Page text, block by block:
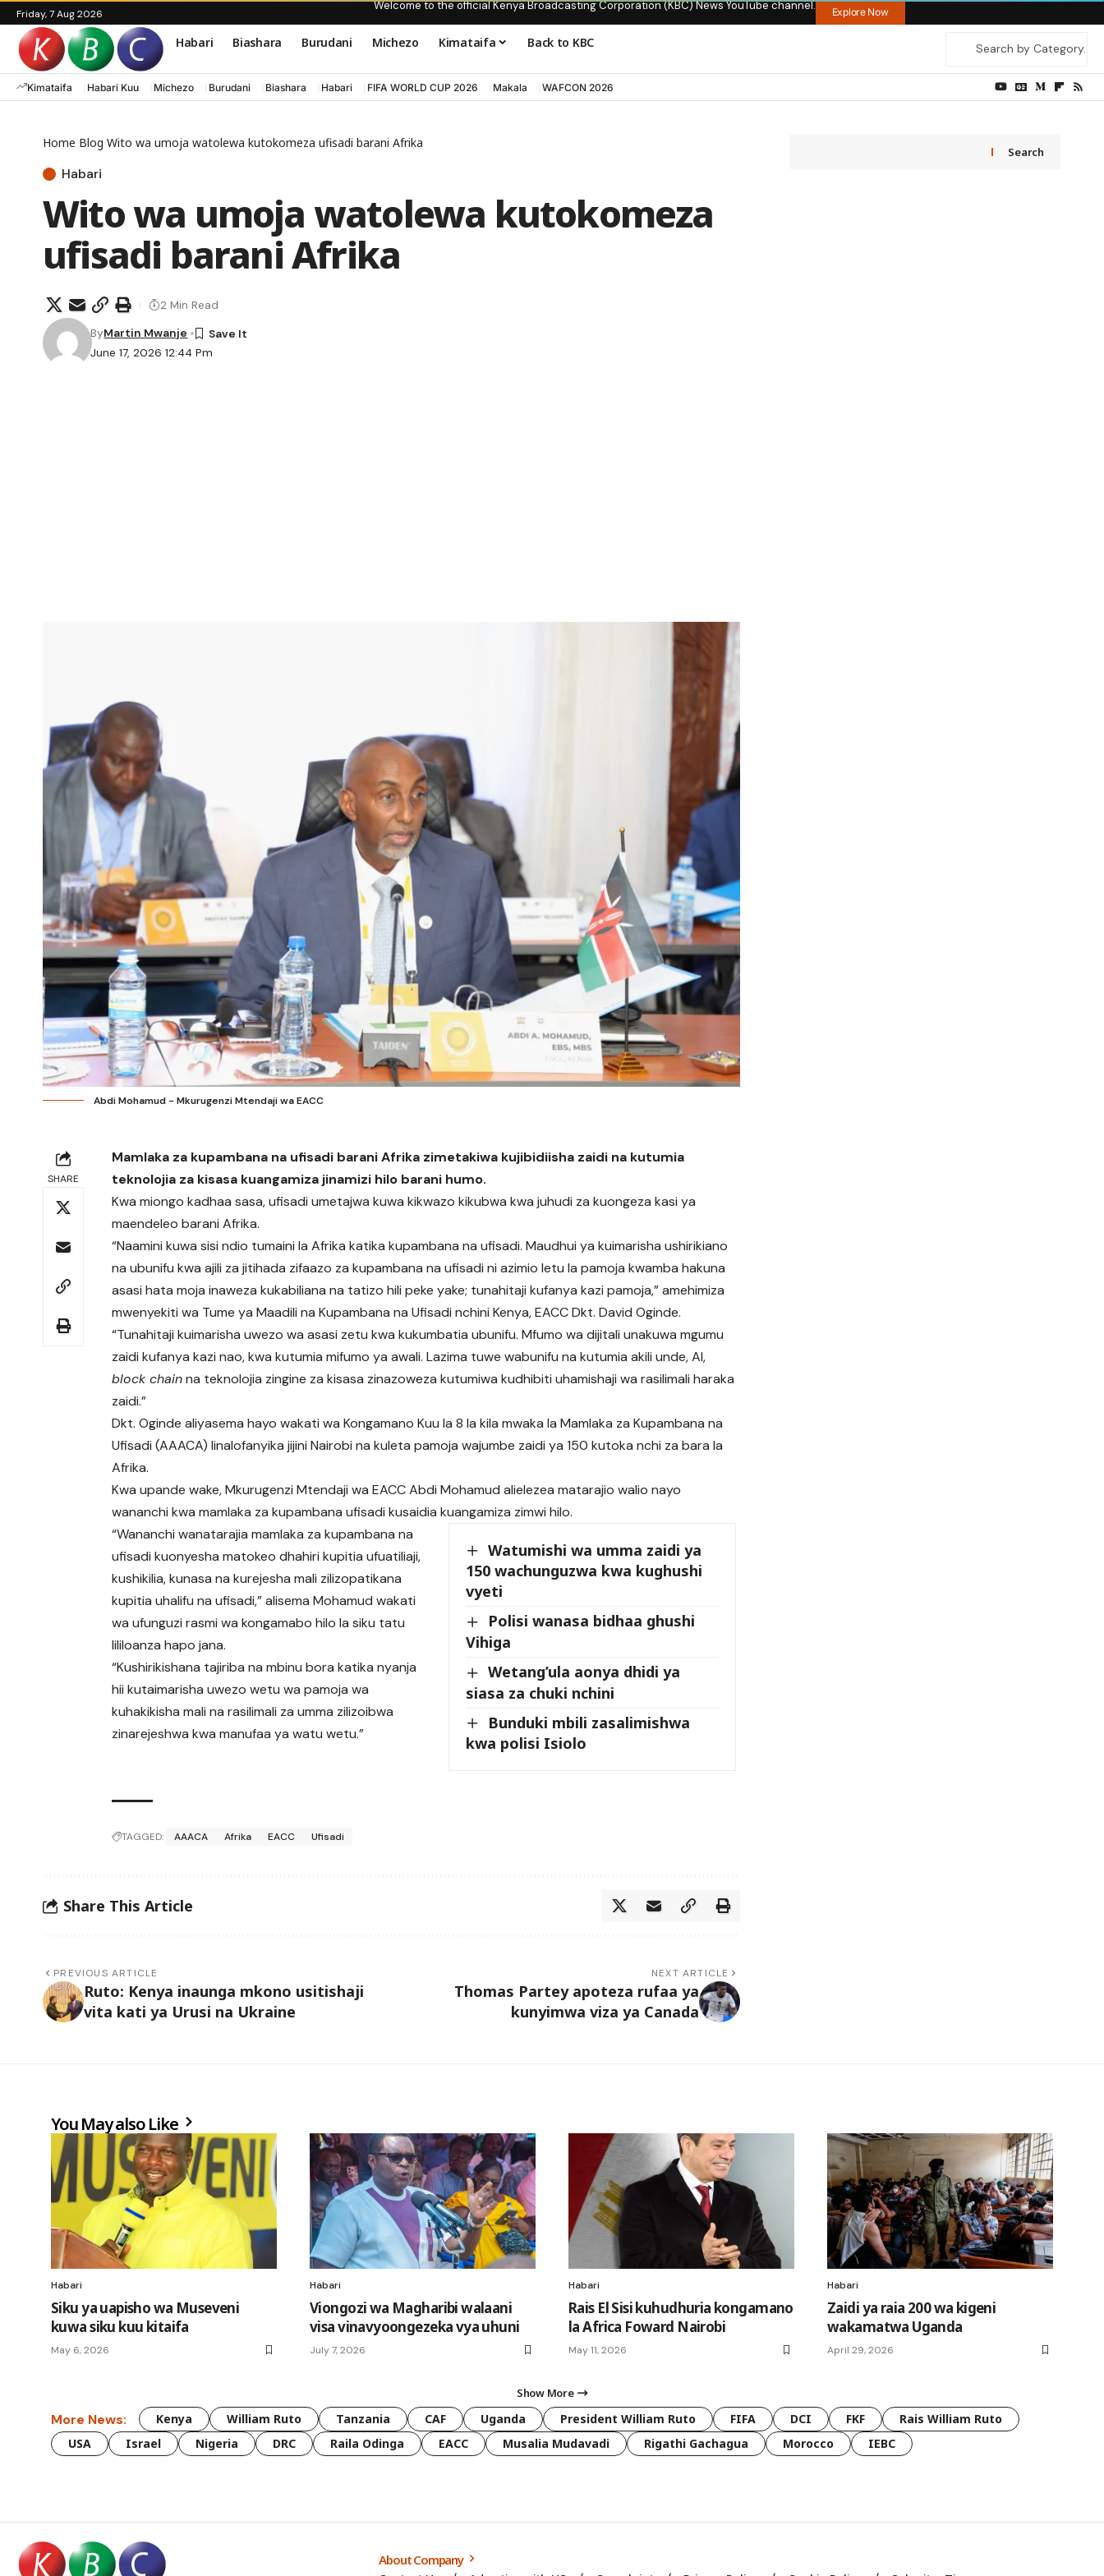
Friday, 7 Aug 2026
Welcome to the official Kenya Broadcasting Corporation (KBC) News YouTube channel. Explore Now
Habari Biashara Burudani Michezo Kimataifa Back to KBC
Kimataifa Habari Kuu Michezo Burudani Biashara Habari FIFA WORLD CUP 2026 Makala WAFCON 2026
Home Blog Wito wa umoja watolewa kutokomeza ufisadi barani Afrika
Habari
Wito wa umoja watolewa kutokomeza
ufisadi barani Afrika
June 17, 2026 12:44 Pm
ByMartin Mwanje
2 Min Read
Abdi Mohamud - Mkurugenzi Mtendaji wa EACC
SHARE
Mamlaka za kupambana na ufisadi barani Afrika zimetakiwa kujibidiisha zaidi na kutumia
teknolojia za kisasa kuangamiza jinamizi hilo barani humo.
Kwa miongo kadhaa sasa, ufisadi umetajwa kuwa kikwazo kikubwa kwa juhudi za kuongeza kasi ya
maendeleo barani Afrika.
“Naamini kuwa sisi ndio tumaini la Afrika katika kupambana na ufisadi. Maudhui ya kuimarisha ushirikiano
na ubunifu kwa ajili za jitihada zifaazo za kupambana na ufisadi ni azimio letu la pamoja kwamba hakuna
asasi hata moja inaweza kukabiliana na tatizo hili peke yake; tunahitaji kufanya kazi pamoja,” amehimiza
mwenyekiti wa Tume ya Maadili na Kupambana na Ufisadi nchini Kenya, EACC Dkt. David Oginde.
“Tunahitaji kuimarisha uwezo wa asasi zetu kwa kukumbatia ubunifu. Mfumo wa dijitali unakuwa mgumu
zaidi kufanya kazi nao, kwa kutumia mifumo ya awali. Lazima tuwe wabunifu na kutumia akili unde, AI,
block chainna teknolojia zingine za kisasa zinazoweza kutumiwa kudhibiti uhamishaji wa rasilimali haraka
zaidi.”
Dkt. Oginde aliyasema hayo wakati wa Kongamano Kuu la 8 la kila mwaka la Mamlaka za Kupambana na
Ufisadi (AAACA) linalofanyika jijini Nairobi na kuleta pamoja wajumbe zaidi ya 150 kutoka nchi za bara la
Afrika.
Kwa upande wake, Mkurugenzi Mtendaji wa EACC Abdi Mohamud alielezea matarajio walio nayo
wananchi kwa mamlaka za kupambana ufisadi kusaidia kuangamiza zimwi hilo.
Watumishi wa umma zaidi ya
150 wachunguzwa kwa kughushi
vyeti
Polisi wanasa bidhaa ghushi
Vihiga
Wetang’ula aonya dhidi ya
siasa za chuki nchini
Bunduki mbili zasalimishwa
kwa polisi Isiolo
“Wananchi wanatarajia mamlaka za kupambana na
ufisadi kuonyesha matokeo dhahiri kupitia ufuatiliaji,
kushikilia, kunasa na kurejesha mali zilizopatikana
kupitia uhalifu na ufisadi,” alisema Mohamud wakati
wa ufunguzi rasmi wa kongamabo hilo la siku tatu
lililoanza hapo jana.
“Kushirikishana tajiriba na mbinu bora katika nyanja
hii kutaimarisha uwezo wetu wa pamoja wa
kuhakikisha mali na rasilimali za umma zilizoibwa
zinarejeshwa kwa manufaa ya watu wetu.”
TAGGED: AAACA Afrika EACC Ufisadi
Share This Article
PREVIOUS ARTICLE
Ruto: Kenya inaunga mkono usitishaji
vita kati ya Urusi na Ukraine
NEXT ARTICLE
Thomas Partey apoteza rufaa ya
kunyimwa viza ya Canada
Search
You May also Like
Habari
Siku ya uapisho wa Museveni
kuwa siku kuu kitaifa
May 6, 2026
Habari
Viongozi wa Magharibi walaani
visa vinavyoongezeka vya uhuni
July 7, 2026
Habari
Rais El Sisi kuhudhuria kongamano
la Africa Foward Nairobi
May 11, 2026
Habari
Zaidi ya raia 200 wa kigeni
wakamatwa Uganda
April 29, 2026
Show More
More News: Kenya William Ruto Tanzania CAF Uganda President William Ruto FIFA DCI FKF
Rais William Ruto
USA
Israel Nigeria DRC Raila Odinga EACC Musalia Mudavadi Rigathi Gachagua Morocco IEBC
About Company